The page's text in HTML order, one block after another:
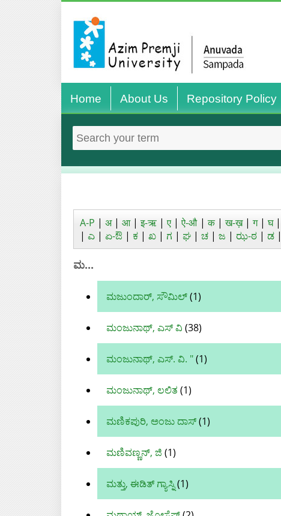
Home About Us Repository Policy
A-P | अ| आ|इ-ऋ |ए |ऐ-औ|क|ख-ख़|ग|घ
| ಎ| ಏ-ಔ | ಕ| ಖ| ಗ | ಘ| ಚ| ಜ | ಝ-ಠ| ಡ|
ಮ...
ಮಜುಂದಾರ್, ಸೌಮಿಲ್(1)
ಮಂಜುನಾಥ್, ಎಸ್ ವಿ (38)
ಮಂಜುನಾಥ್, ಎಸ್. ವಿ. "(1)
ಮಂಜುನಾಥ್, ಲಲಿತ (1)
ಮಣಿಕಪುರಿ, ಅಂಜು ದಾಸ್(1)
ಮಣಿವಣ್ಣನ್‌, ಜಿ (1)
ಮತ್ತು, ಈಡಿತ್ ಗ್ಯಾಸ್ನಿ(1)